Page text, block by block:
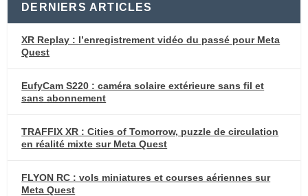
DERNIERS ARTICLES
XR Replay : l’enregistrement vidéo du passé pour Meta
Quest
EufyCam S220 : caméra solaire extérieure sans fil et
sans abonnement
TRAFFIX XR : Cities of Tomorrow, puzzle de circulation
en réalité mixte sur Meta Quest
FLYON RC : vols miniatures et courses aériennes sur
Meta Quest